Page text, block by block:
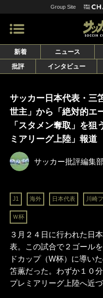
Group Site
新着 ニュース
批評
インタビュー
サッカー日本代表・三
世主」から「絶対的エ
「スタメン奪取」を
ミアリーグ上陸」報道
サッカー批評編集部
J1 海外 日本代表 川崎
Ｗ杯
３月２４日に行われた日
表。この試合で２ゴール
ドカップ（W杯）に導い
笘薫だった。わずか１０
プレミアリーグ上陸へ近